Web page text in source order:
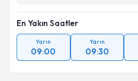
En Yakın Saatler
Yarın
09:00
Yarın
09:30